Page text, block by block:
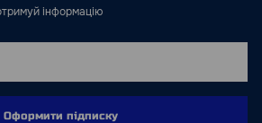
інформацію
Оформити підписку